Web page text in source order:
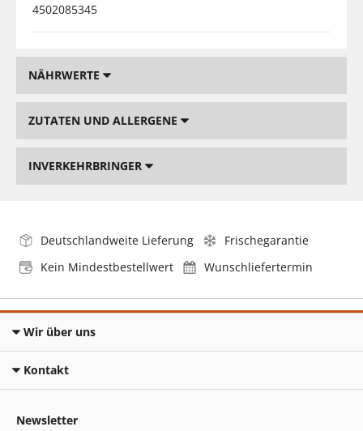
4502085345
NÄHRWERTE
ZUTATEN UND ALLERGENE
INVERKEHRBRINGER
Deutschlandweite Lieferung
Frischegarantie
Kein Mindestbestellwert
Wunschliefertermin
Wir über uns
Kontakt
Newsletter